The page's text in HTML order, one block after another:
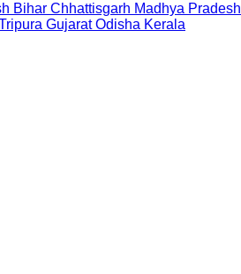
Bihar Chhattisgarh Madhya Pradesh
Gujarat Odisha Kerala